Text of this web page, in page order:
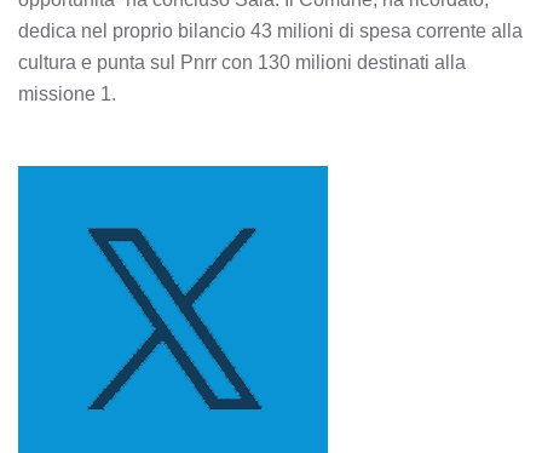
dedica nel proprio bilancio 43 milioni di spesa corrente alla
cultura e punta sul Pnrr con 130 milioni destinati alla
missione 1.